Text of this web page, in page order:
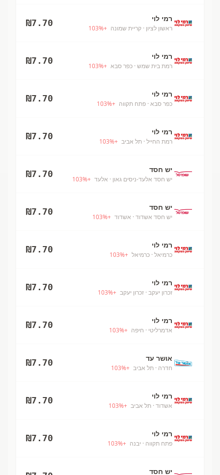
רמי לוי
ראשון לציון · קריית שמונה +
103%
₪7.70
רמי לוי
רמת בית שמש · כפר סבא +
103%
₪7.70
רמי לוי
כפר סבא · פתח תקווה +
103%
₪7.70
רמי לוי
רמת החייל · תל אביב +
103%
₪7.70
יש חסד
יש חסד אלעד-ניסים גאון · אלעד +
103%
₪7.70
יש חסד
יש חסד אשדוד · אשדוד +
103%
₪7.70
רמי לוי
כרמיאל · כרמיאל +
103%
₪7.70
רמי לוי
זכרון יעקב · זכרון יעקב +
103%
₪7.70
רמי לוי
אדמרליטי · חיפה +
103%
₪7.70
אושר עד
חדרה · תל אביב +
103%
₪7.70
רמי לוי
אשדוד · תל אביב +
103%
₪7.70
רמי לוי
פתח תקווה · יבנה +
103%
₪7.70
יש חסד